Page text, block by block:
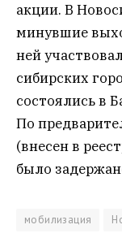
акции. В
минувшие
ней
сибирских
состоялись в
По
(внесен в
было
мобилизация